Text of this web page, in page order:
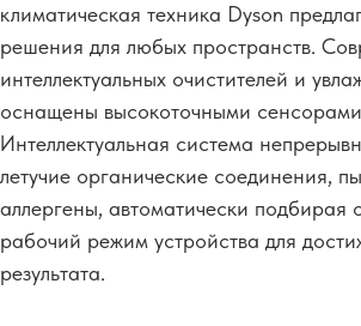
климатическая техника Dyson
решения для любых пространств.
интеллектуальных очистителей и
оснащены высокоточными
Интеллектуальная система
летучие органические соединения,
аллергены, автоматически подбирая
рабочий режим устройства для
результата.